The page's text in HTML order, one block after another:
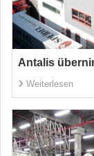
Antalis
Weiterlesen